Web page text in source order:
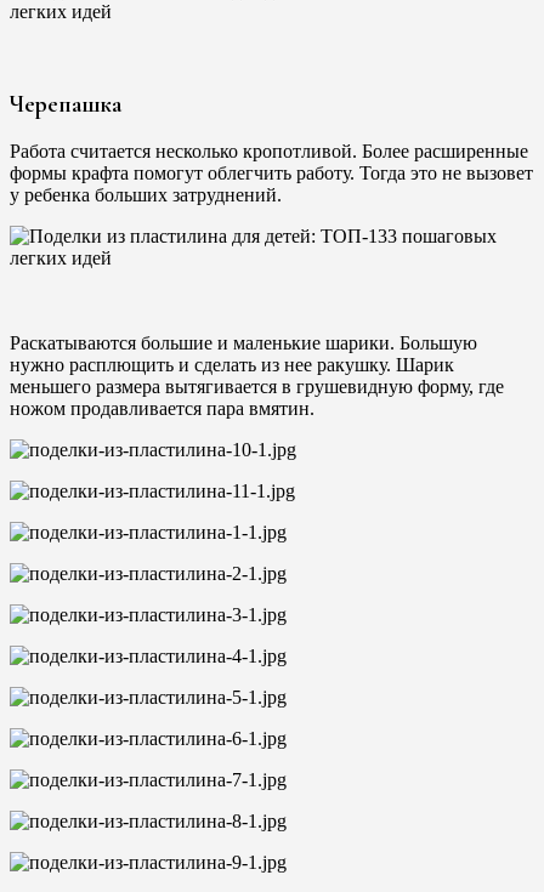
Черепашка
Работа считается несколько кропотливой. Более расширенные
формы крафта помогут облегчить работу. Тогда это не вызовет
у ребенка больших затруднений.
Раскатываются большие и маленькие шарики. Большую
нужно расплющить и сделать из нее ракушку. Шарик
меньшего размера вытягивается в грушевидную форму, где
ножом продавливается пара вмятин.